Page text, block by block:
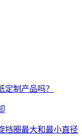
制产品吗？
挡圈最大和最小直径